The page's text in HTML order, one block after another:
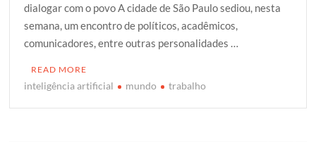
t
t
e
r
e
b
o
o
k
t
s
A
p
g
g
e
r
e
dialogar com o povo A cidade de São Paulo sediou, nesta
semana, um encontro de políticos, acadêmicos,
comunicadores, entre outras personalidades …
READ MORE
inteligência artificial mundo trabalho